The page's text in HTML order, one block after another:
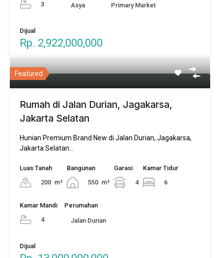
3
Asya Primary Market
Dijual
Rp. 2,922,000,000
Featured
Rumah di Jalan Durian, Jagakarsa,
Jakarta Selatan
Hunian Premium Brand New di Jalan Durian, Jagakarsa,
Jakarta Selatan…
Luas Tanah
200 m²
Bangunan
550 m²
Garasi
4
Kamar Tidur
6
Kamar Mandi
4
Perumahan
Jalan Durian
Dijual